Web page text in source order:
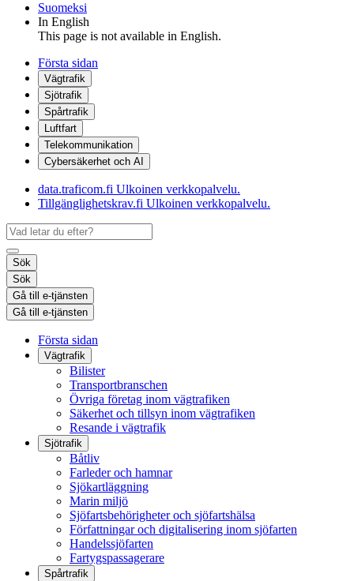
Suomeksi
In English
This page is not available in English.
Första sidan
Vägtrafik
Sjötrafik
Spårtrafik
Luftfart
Telekommunikation
Cybersäkerhet och AI
data.traficom.fi Ulkoinen verkkopalvelu.
Tillgänglighetskrav.fi Ulkoinen verkkopalvelu.
Sök
Sök
Gå till e-tjänsten
Gå till e-tjänsten
Första sidan
Vägtrafik
Bilister
Transportbranschen
Övriga företag inom vägtrafiken
Säkerhet och tillsyn inom vägtrafiken
Resande i vägtrafik
Sjötrafik
Båtliv
Farleder och hamnar
Sjökartläggning
Marin miljö
Sjöfartsbehörigheter och sjöfartshälsa
Författningar och digitalisering inom sjöfarten
Handelssjöfarten
Fartygspassagerare
Spårtrafik